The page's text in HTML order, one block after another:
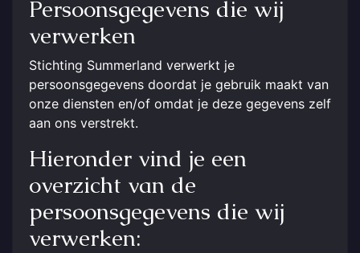
Persoonsgegevens die wij
verwerken
Stichting Summerland verwerkt je
persoonsgegevens doordat je gebruik maakt van
onze diensten en/of omdat je deze gegevens zelf
aan ons verstrekt.
Hieronder vind je een
overzicht van de
persoonsgegevens die wij
verwerken: